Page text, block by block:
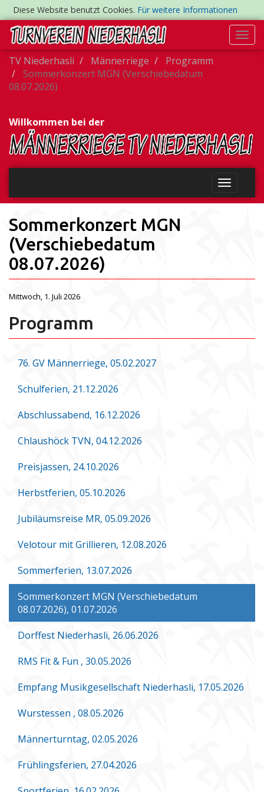
Diese Website benutzt Cookies. Für weitere Informationen
TV Niederhasli
Männerriege
Programm
Sommerkonzert MGN (Verschiebedatum
08.07.2026)
Willkommen bei der
Sommerkonzert MGN
(Verschiebedatum
08.07.2026)
Mittwoch, 1. Juli 2026
Programm
76. GV Männerriege, 05.02.2027
Schulferien, 21.12.2026
Abschlussabend, 16.12.2026
Chlaushöck TVN, 04.12.2026
Preisjassen, 24.10.2026
Herbstferien, 05.10.2026
Jubiläumsreise MR, 05.09.2026
Velotour mit Grillieren, 12.08.2026
Sommerferien, 13.07.2026
Sommerkonzert MGN (Verschiebedatum
08.07.2026), 01.07.2026
Dorffest Niederhasli, 26.06.2026
RMS Fit & Fun , 30.05.2026
Empfang Musikgesellschaft Niederhasli, 17.05.2026
Wurstessen , 08.05.2026
Männerturntag, 02.05.2026
Frühlingsferien, 27.04.2026